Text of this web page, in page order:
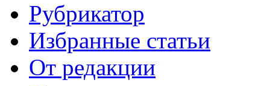
Рубрикатор
Избранные статьи
От редакции